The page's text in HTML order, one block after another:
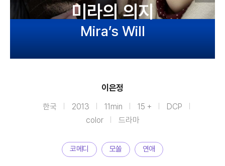
미라의 의지
Mira’s Will
이은정
한국 2013 11min 15 +
DCP
color
드라마
코메디 모쏠 연애